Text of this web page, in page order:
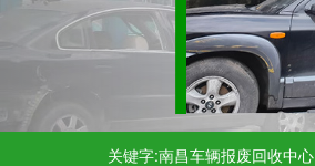
关键字:南昌车辆报废回收中心